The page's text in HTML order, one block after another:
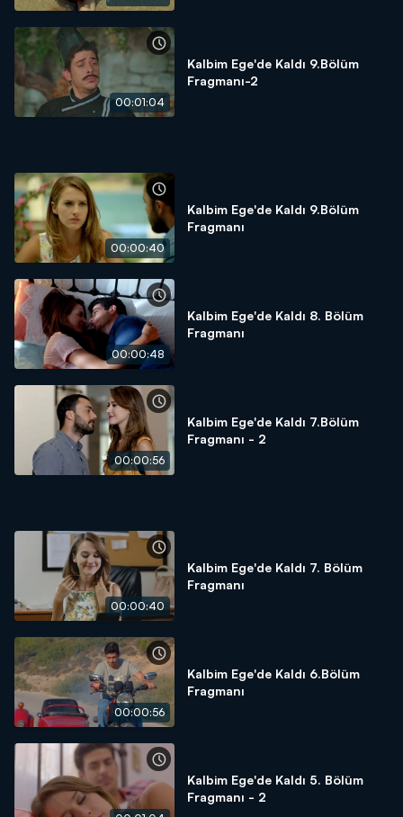
00:01:04
Kalbim Ege'de Kaldı 9.Bölüm
Fragmanı-2
00:00:40
Kalbim Ege'de Kaldı 9.Bölüm
Fragmanı
00:00:48
Kalbim Ege'de Kaldı 8. Bölüm
Fragmanı
00:00:56
Kalbim Ege'de Kaldı 7.Bölüm
Fragmanı - 2
00:00:40
Kalbim Ege'de Kaldı 7. Bölüm
Fragmanı
00:00:56
Kalbim Ege'de Kaldı 6.Bölüm
Fragmanı
Kalbim Ege'de Kaldı 5. Bölüm
Fragmanı - 2